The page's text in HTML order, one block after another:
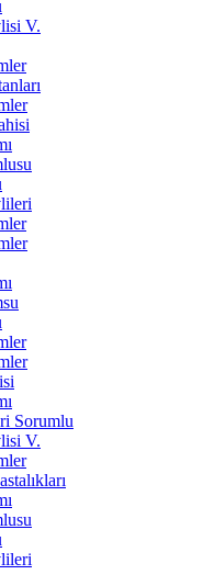
V.
Sorumlu
V.